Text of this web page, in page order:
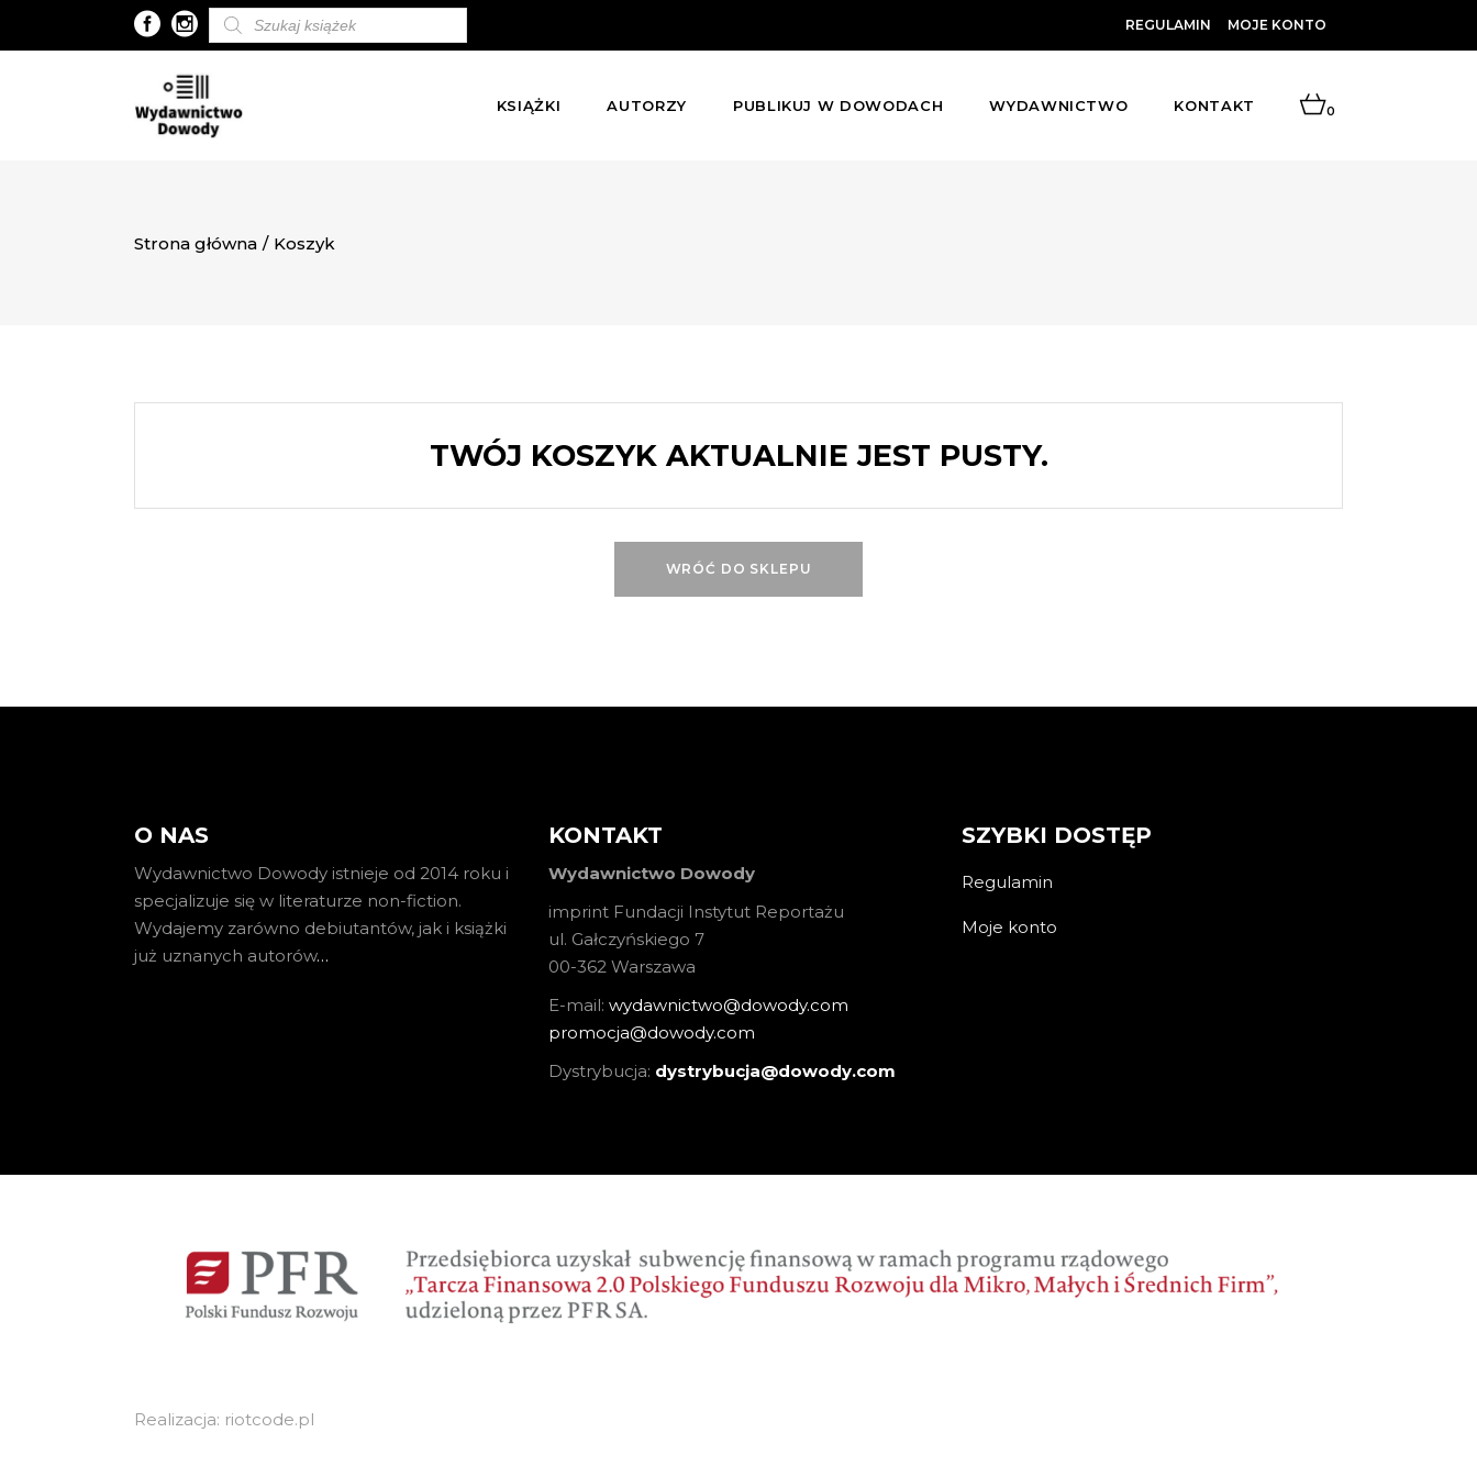
Wyszukiwarka
produktów
REGULAMIN MOJE KONTO
KSIĄŻKI AUTORZY PUBLIKUJ W DOWODACH WYDAWNICTWO KONTAKT 0
Strona główna / Koszyk
TWÓJ KOSZYK AKTUALNIE JEST PUSTY.
WRÓĆ DO SKLEPU
O NAS
Wydawnictwo Dowody istnieje od 2014 roku i
specjalizuje się w literaturze non-fiction.
Wydajemy zarówno debiutantów, jak i książki
już uznanych autorów…
KONTAKT
Wydawnictwo Dowody
imprint Fundacji Instytut Reportażu
ul. Gałczyńskiego 7
00-362 Warszawa
E-mail: wydawnictwo@dowody.com
promocja@dowody.com
Dystrybucja: dystrybucja@dowody.com
SZYBKI DOSTĘP
Regulamin
Moje konto
Realizacja: riotcode.pl